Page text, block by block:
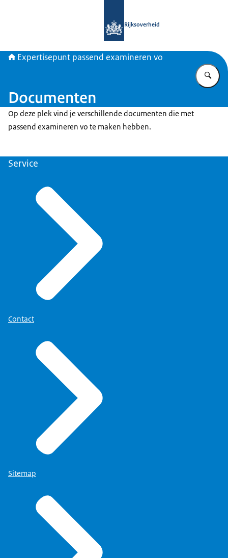
Rijksoverheid
Expertisepunt passend examineren vo
Documenten
Op deze plek vind je verschillende documenten die met
passend examineren vo te maken hebben.
Service
Contact
Sitemap